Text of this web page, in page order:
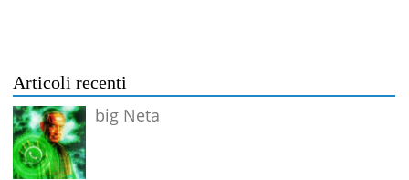
Articoli recenti
big Neta